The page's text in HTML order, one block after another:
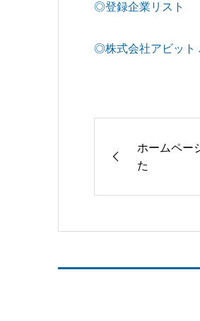
◎登録企業リスト
◎株式会社アビット
ホームペー
た